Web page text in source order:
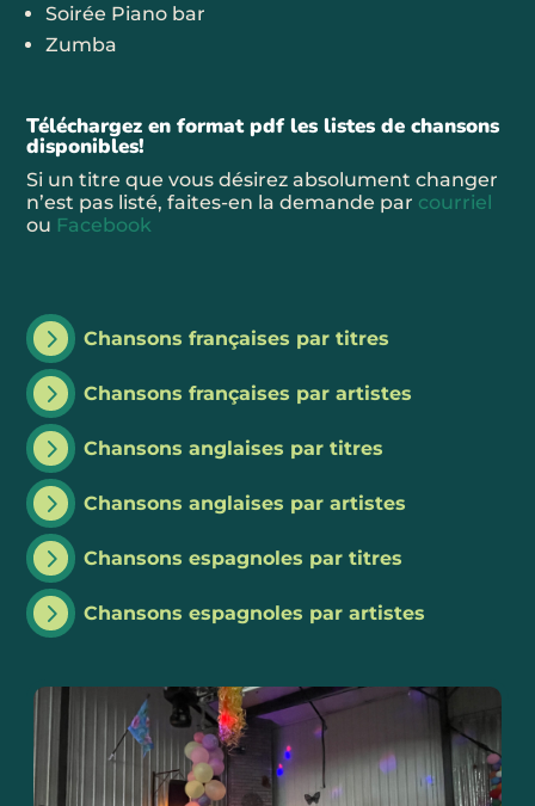
Soirée Piano bar
Zumba
Téléchargez en format pdf les listes de chansons
disponibles!
Si un titre que vous désirez absolument changer
n’est pas listé, faites-en la demande par courriel
ou Facebook
5 Chansons françaises par titres
5 Chansons françaises par artistes
5 Chansons anglaises par titres
5 Chansons anglaises par artistes
5 Chansons espagnoles par titres
5 Chansons espagnoles par artistes